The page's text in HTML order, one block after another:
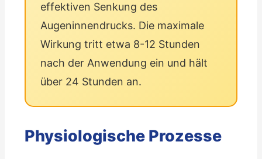
effektiven Senkung des
Augeninnendrucks. Die maximale
Wirkung tritt etwa 8-12 Stunden
nach der Anwendung ein und hält
über 24 Stunden an.
Physiologische Prozesse